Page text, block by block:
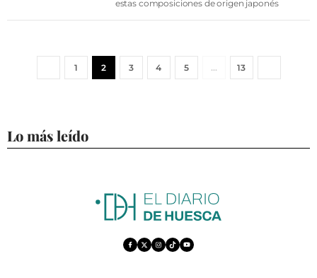
estas composiciones de origen japonés
1 2 3 4 5 … 13
Lo más leído